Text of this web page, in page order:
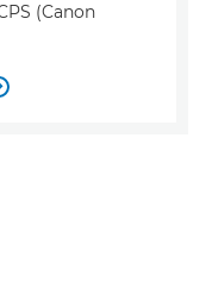
(Canon